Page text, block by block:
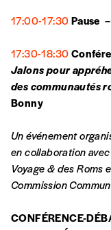
NB: Vous
n’est pas
volonté de
NOS
17:00-17:30Pause
17:30-18:30
Jalons pour
des communautés
Bonny
Un événement
en collaboration
Voyage & des Roms
Commission
CONFÉRENCE-